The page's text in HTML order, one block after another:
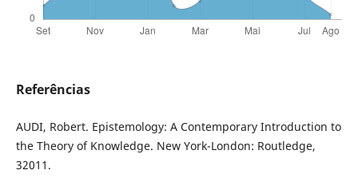
Referências
AUDI, Robert. Epistemology: A Contemporary Introduction to
the Theory of Knowledge. New York-London: Routledge,
32011.